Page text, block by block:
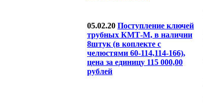
05.02.20 Поступление ключей
трубных КМТ-М, в наличии
8штук (в коплекте с
челюстями 60-114,114-166),
цена за единицу 115 000,00
рублей